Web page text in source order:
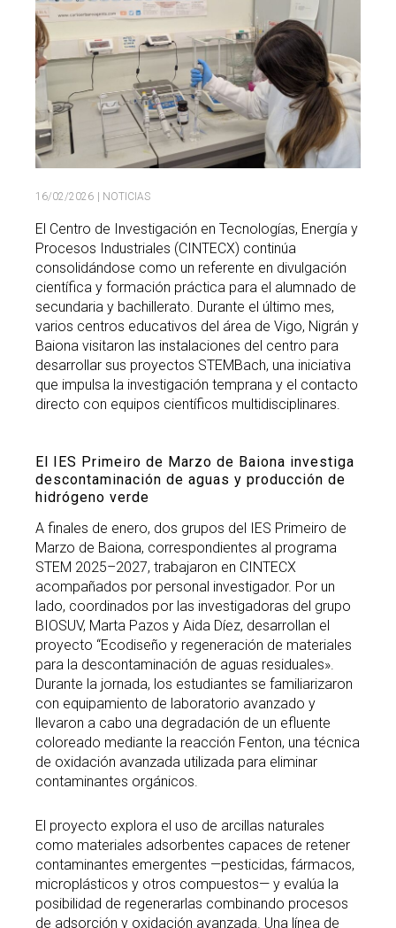
16/02/2026 | NOTICIAS
El Centro de Investigación en Tecnologías, Energía y
Procesos Industriales (CINTECX) continúa
consolidándose como un referente en divulgación
científica y formación práctica para el alumnado de
secundaria y bachillerato. Durante el último mes,
varios centros educativos del área de Vigo, Nigrán y
Baiona visitaron las instalaciones del centro para
desarrollar sus proyectos STEMBach, una iniciativa
que impulsa la investigación temprana y el contacto
directo con equipos científicos multidisciplinares.
El IES Primeiro de Marzo de Baiona investiga
descontaminación de aguas y producción de
hidrógeno verde
A finales de enero, dos grupos del IES Primeiro de
Marzo de Baiona, correspondientes al programa
STEM 2025–2027, trabajaron en CINTECX
acompañados por personal investigador. Por un
lado, coordinados por las investigadoras del grupo
BIOSUV, Marta Pazos y Aida Díez, desarrollan el
proyecto “Ecodiseño y regeneración de materiales
para la descontaminación de aguas residuales».
Durante la jornada, los estudiantes se familiarizaron
con equipamiento de laboratorio avanzado y
llevaron a cabo una degradación de un efluente
coloreado mediante la reacción Fenton, una técnica
de oxidación avanzada utilizada para eliminar
contaminantes orgánicos.
El proyecto explora el uso de arcillas naturales
como materiales adsorbentes capaces de retener
contaminantes emergentes —pesticidas, fármacos,
microplásticos y otros compuestos— y evalúa la
posibilidad de regenerarlas combinando procesos
de adsorción y oxidación avanzada. Una línea de